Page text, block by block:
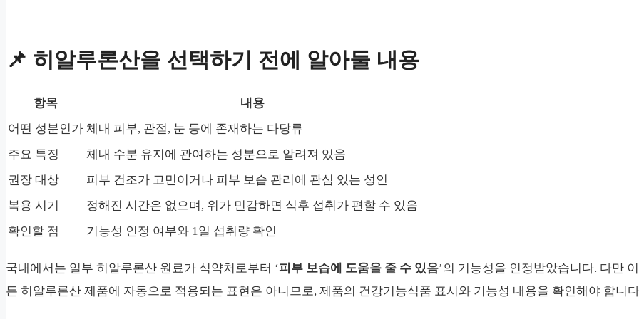
📌 히알루론산을 선택하기 전에 알아둘 내용
항목
내용
어떤 성분인가 체내 피부, 관절, 눈 등에 존재하는 다당류
주요 특징
체내 수분 유지에 관여하는 성분으로 알려져 있음
권장 대상
피부 건조가 고민이거나 피부 보습 관리에 관심 있는 성인
복용 시기
정해진 시간은 없으며, 위가 민감하면 식후 섭취가 편할 수 있음
확인할 점
기능성 인정 여부와 1일 섭취량 확인
국내에서는 일부 히알루론산 원료가 식약처로부터 ‘피부 보습에 도움을 줄 수 있음’의 기능성을 인정받았습니다. 다만
든 히알루론산 제품에 자동으로 적용되는 표현은 아니므로, 제품의 건강기능식품 표시와 기능성 내용을 확인해야 합니